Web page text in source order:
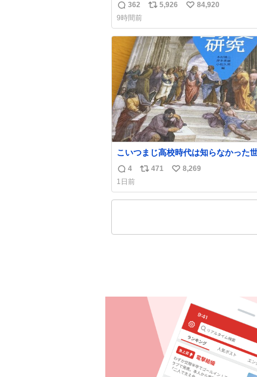
返
信
数
362
リ
ス
ト
数
5,926
い
ね
数
84,920
9時間前
こいつまじ高校時代は知らなかった
溢れすぎてて𝑩𝑰𝑮 𝑳𝑶𝑽𝑬＿＿
返
信
数
4
リ
ス
471
い
ね
8,269
1日前